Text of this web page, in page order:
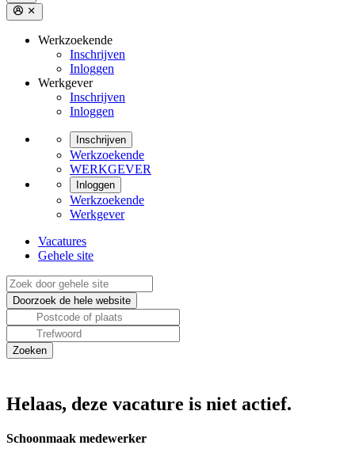
Werkzoekende
Inschrijven
Inloggen
Werkgever
Inschrijven
Inloggen
Inschrijven
Werkzoekende
WERKGEVER
Inloggen
Werkzoekende
Werkgever
Vacatures
Gehele site
Helaas, deze vacature is niet actief.
Schoonmaak medewerker